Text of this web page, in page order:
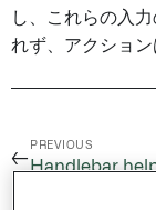
し、これらの入
れず、アクション
←
PREVIOUS
Handlebar